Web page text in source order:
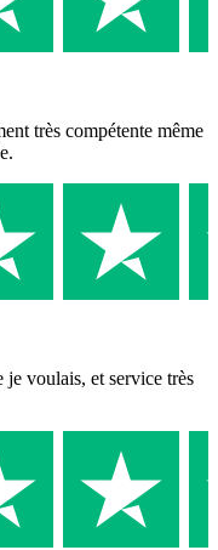
très compétente même
je voulais, et service très